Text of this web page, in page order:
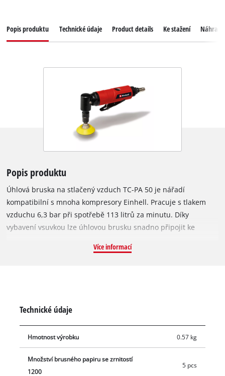
Popis produktu Technické údaje Product details Ke stažení
Popis produktu
Úhlová bruska na stlačený vzduch TC-PA 50 je nářadí
kompatibilní s mnoha kompresory Einhell. Pracuje s tlakem
vzduchu 6,3 bar při spotřebě 113 litrů za minutu. Díky
vybavení vsuvkou lze úhlovou brusku snadno připojit ke
Softgrip plochám padne bruska skvěle do ruky a umožňuje
P1200, P2000 a P3000. Kromě toho je součástí balení vsuvka a
dva upínací klíče pro montáž brusných kotoučů na brusný talíř
o průměru 50 mm.
Více informací
Technické údaje
Hmotnost výrobku 0.57 kg
Množství brusného papiru se zrnitostí
1200
5 pcs